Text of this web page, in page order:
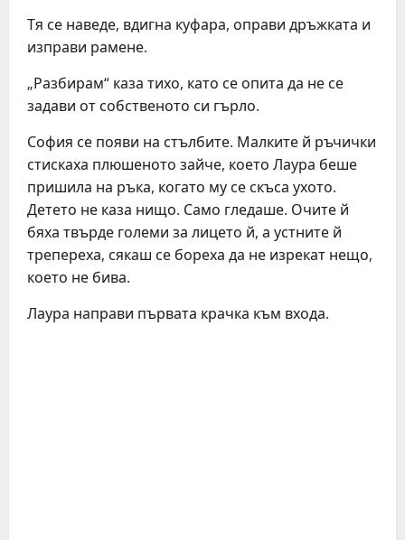
Тя се наведе, вдигна куфара, оправи дръжката и
изправи рамене.
„Разбирам“ каза тихо, като се опита да не се
задави от собственото си гърло.
София се появи на стълбите. Малките й ръчички
стискаха плюшеното зайче, което Лаура беше
пришила на ръка, когато му се скъса ухото.
Детето не каза нищо. Само гледаше. Очите й
бяха твърде големи за лицето й, а устните й
трепереха, сякаш се бореха да не изрекат нещо,
което не бива.
Лаура направи първата крачка към входа.